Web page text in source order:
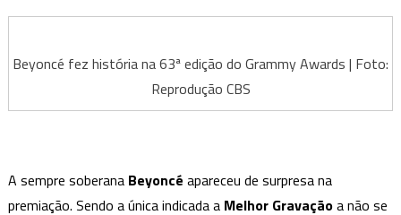
Beyoncé fez história na 63ª edição do Grammy Awards | Foto:
Reprodução CBS
A sempre soberana Beyoncé apareceu de surpresa na
premiação. Sendo a única indicada a Melhor Gravaçãoa não se